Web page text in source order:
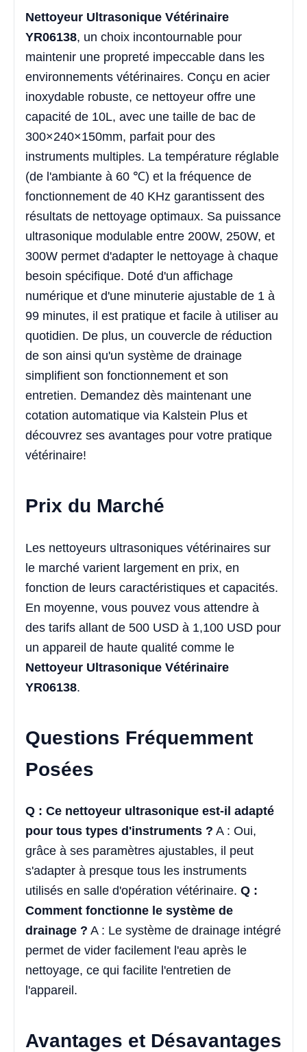
Nettoyeur Ultrasonique Vétérinaire
YR06138, un choix incontournable pour
maintenir une propreté impeccable dans les
environnements vétérinaires. Conçu en acier
inoxydable robuste, ce nettoyeur offre une
capacité de 10L, avec une taille de bac de
300×240×150mm, parfait pour des
instruments multiples. La température réglable
(de l'ambiante à 60 ℃) et la fréquence de
fonctionnement de 40 KHz garantissent des
résultats de nettoyage optimaux. Sa puissance
ultrasonique modulable entre 200W, 250W, et
300W permet d'adapter le nettoyage à chaque
besoin spécifique. Doté d'un affichage
numérique et d'une minuterie ajustable de 1 à
99 minutes, il est pratique et facile à utiliser au
quotidien. De plus, un couvercle de réduction
de son ainsi qu'un système de drainage
simplifient son fonctionnement et son
entretien. Demandez dès maintenant une
cotation automatique via Kalstein Plus et
découvrez ses avantages pour votre pratique
vétérinaire!
Prix du Marché
Les nettoyeurs ultrasoniques vétérinaires sur
le marché varient largement en prix, en
fonction de leurs caractéristiques et capacités.
En moyenne, vous pouvez vous attendre à
des tarifs allant de 500 USD à 1,100 USD pour
un appareil de haute qualité comme le
Nettoyeur Ultrasonique Vétérinaire
YR06138.
Questions Fréquemment
Posées
Q : Ce nettoyeur ultrasonique est-il adapté
pour tous types d'instruments ? A : Oui,
grâce à ses paramètres ajustables, il peut
s'adapter à presque tous les instruments
utilisés en salle d'opération vétérinaire. Q :
Comment fonctionne le système de
drainage ? A : Le système de drainage intégré
permet de vider facilement l'eau après le
nettoyage, ce qui facilite l'entretien de
l'appareil.
Avantages et Désavantages